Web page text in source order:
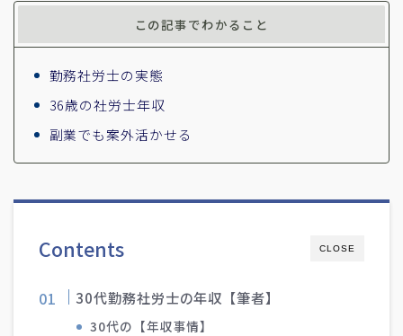
この記事でわかること
勤務社労士の実態
36歳の社労士年収
副業でも案外活かせる
CLOSE
Contents
30代勤務社労士の年収【筆者】
30代の【年収事情】